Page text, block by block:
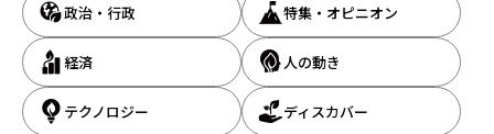
政治・行政 特集・オピニオン
経済 人の動き
テクノロジー
ディスカバー